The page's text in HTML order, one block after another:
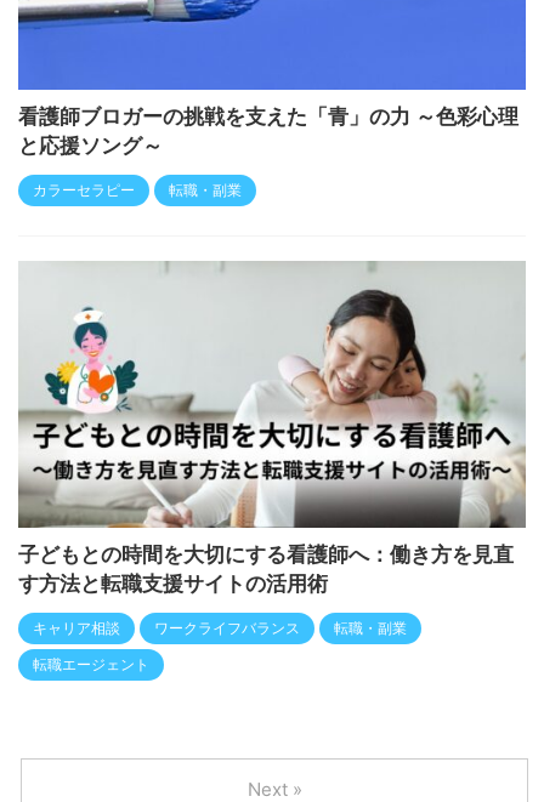
看護師ブロガーの挑戦を支えた「青」の力 ～色彩心理
と応援ソング～
カラーセラピー 転職・副業
子どもとの時間を大切にする看護師へ：働き方を見直
す方法と転職支援サイトの活用術
キャリア相談 ワークライフバランス
転職・副業
転職エージェント
Next »